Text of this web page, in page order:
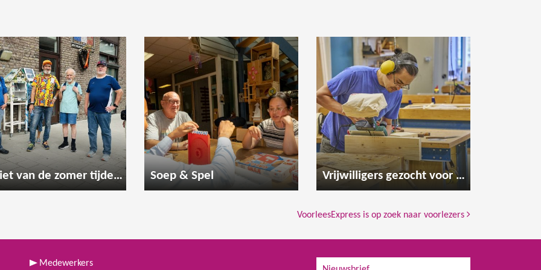
Geniet van de zomer tijdens een gezellige wandeling Soep & Spel Vrijwilligers gezocht voor de houtwerkplaats
VoorleesExpress is op zoek naar voorlezers
Medewerkers